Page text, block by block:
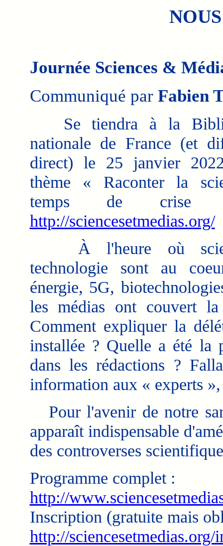
Journée Sciences &
Communiqué par Fabien
Se tiendra à la
nationale de France (et
direct) le 25 janvier
thème « Raconter la
temps de
http://sciencesetmedias.org/
À l'heure où
technologie sont au
énergie, 5G,
les médias ont couvert
Comment expliquer la
installée ? Quelle a été la
dans les rédactions ?
information aux « experts
Pour l'avenir de notre
apparaît indispensable
des controverses
Programme complet :
http://
Inscription (gratuite mais
http://